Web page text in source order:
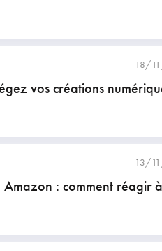
18/
vos créations
13/
: comment réagir